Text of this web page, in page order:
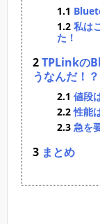
私は
た！
TPLinkの
うなんだ！？
値段
性能
急を
まとめ